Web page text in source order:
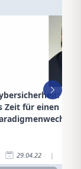
Zeit für einen
29.04.22 |